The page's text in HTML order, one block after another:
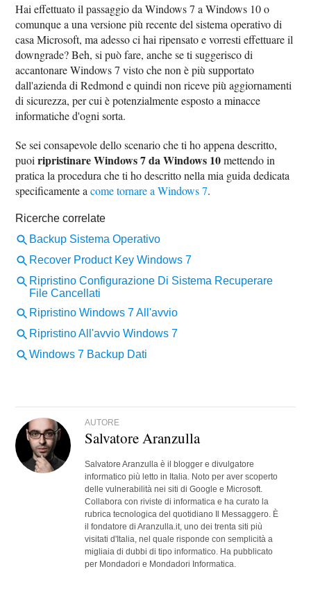
Hai effettuato il passaggio da Windows 7 a Windows 10 o
comunque a una versione più recente del sistema operativo di
casa Microsoft, ma adesso ci hai ripensato e vorresti effettuare il
downgrade? Beh, si può fare, anche se ti suggerisco di
accantonare Windows 7 visto che non è più supportato
dall'azienda di Redmond e quindi non riceve più aggiornamenti
di sicurezza, per cui è potenzialmente esposto a minacce
informatiche d'ogni sorta.
Se sei consapevole dello scenario che ti ho appena descritto,
puoiripristinare Windows 7 da Windows 10mettendo in
pratica la procedura che ti ho descritto nella mia guida dedicata
specificamente acome tornare a Windows 7.
AUTORE
Salvatore Aranzulla
Salvatore Aranzulla è il blogger e divulgatore
informatico più letto in Italia. Noto per aver scoperto
delle vulnerabilità nei siti di Google e Microsoft.
Collabora con riviste di informatica e ha curato la
rubrica tecnologica del quotidiano Il Messaggero. È
il fondatore di Aranzulla.it, uno dei trenta siti più
visitati d'Italia, nel quale risponde con semplicità a
migliaia di dubbi di tipo informatico. Ha pubblicato
per Mondadori e Mondadori Informatica.